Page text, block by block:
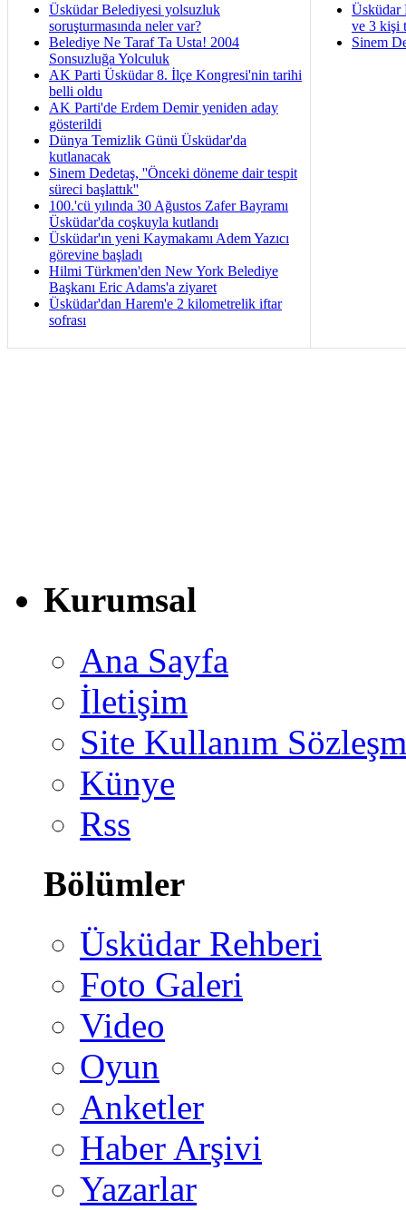
Üsküdar Belediyesi yolsuzluk
soruşturmasında neler var?
Belediye Ne Taraf Ta Usta! 2004
Sonsuzluğa Yolculuk
AK Parti Üsküdar 8. İlçe Kongresi'nin tarihi
belli oldu
AK Parti'de Erdem Demir yeniden aday
gösterildi
Dünya Temizlik Günü Üsküdar'da
kutlanacak
Sinem Dedetaş, ''Önceki döneme dair tespit
süreci başlattık''
100.'cü yılında 30 Ağustos Zafer Bayramı
Üsküdar'da coşkuyla kutlandı
Üsküdar'ın yeni Kaymakamı Adem Yazıcı
görevine başladı
Hilmi Türkmen'den New York Belediye
Başkanı Eric Adams'a ziyaret
Üsküdar'dan Harem'e 2 kilometrelik iftar
sofrası
Üsküdar
ve 3 kişi
Sinem
Kurumsal
Ana Sayfa
İletişim
Site Kullanım
Künye
Rss
Bölümler
Üsküdar Rehberi
Foto Galeri
Video
Oyun
Anketler
Haber Arşivi
Yazarlar